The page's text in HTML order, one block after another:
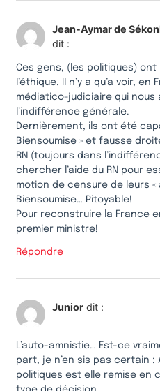
Jean-Aymar de
dit :
Ces gens, (les politiques)
l’éthique. Il n’y a qu’a voir,
médiatico-judiciaire qui nous
l’indifférence générale.
Dernièrement, ils ont été
Biensoumise » et fausse
RN (toujours dans
chercher l’aide du RN pour
motion de censure de leurs «
Biensoumise… Pitoyable!
Pour reconstruire la France
premier ministre!
Répondre
Junior dit :
L’auto-amnistie… Est-ce
part, je n’en sis pas certain :
politiques est elle remise en